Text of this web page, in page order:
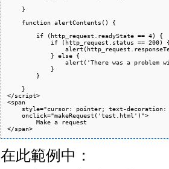
    }
    function alertContents() {
        if (http_request.readyState == 4) {
if (http_request.status == 200)
            } else {
alert('There was a problem
            }
        }
    }
</script>
<span
style="cursor: pointer; text-decoration:
    onclick="makeRequest('test.html')">
        Make a request
</span>
在此範例中：